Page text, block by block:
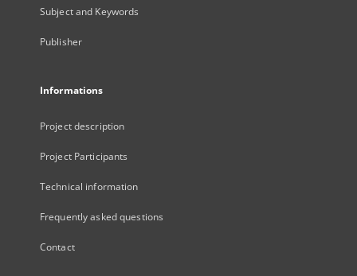
Subject and Keywords
Publisher
Informations
Project description
Project Participants
Technical information
Frequently asked questions
Contact